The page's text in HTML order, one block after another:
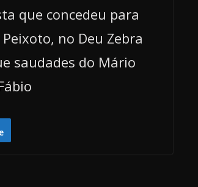
que concedeu para
no Deu Zebra
saudades do Mário